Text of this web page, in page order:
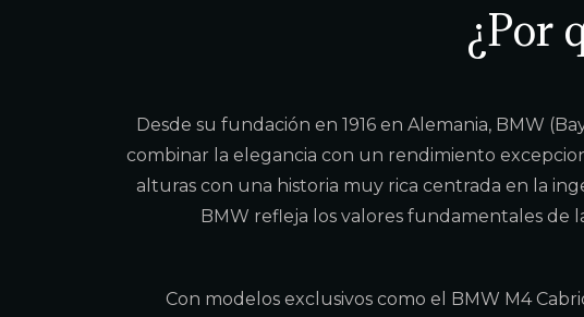
¿Por
Desde su fundación en 1916 en Alemania, BMW
combinar la elegancia con un rendimiento
alturas con una historia muy rica centrada en la
BMW refleja los valores fundamentales de
Con modelos exclusivos como el BMW M4